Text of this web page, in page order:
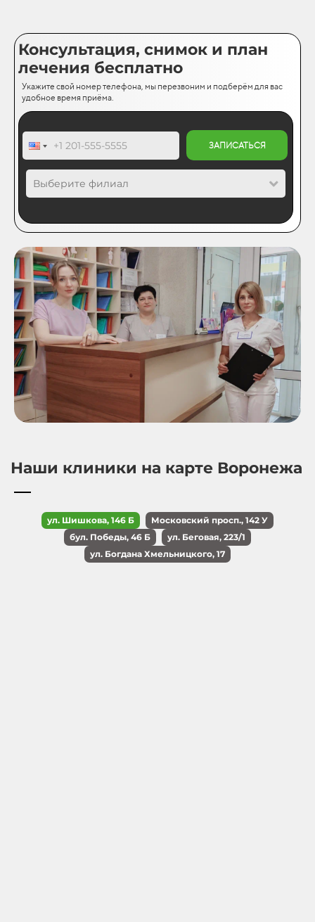
Консультация, снимок и план
лечения бесплатно
Укажите свой номер телефона, мы перезвоним и подберём для вас
удобное время приёма.
ЗАПИСАТЬСЯ
Выберите филиал
Наши клиники на карте Воронежа
ул. Шишкова, 146 Б
Московский просп., 142 У
бул. Победы, 46 Б
ул. Беговая, 223/1
ул. Богдана Хмельницкого, 17